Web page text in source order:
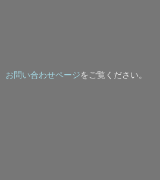
お問い合わせページをご覧ください。